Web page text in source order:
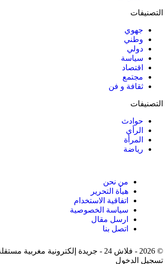
التصنيفات
جهوي
وطني
دولي
سياسة
اقتصاد
مجتمع
ثقافة و فن
التصنيفات
حوادث
الرأي
المرأة
رياضة
من نحن
هيأة التحرير
اتفاقية الاستخدام
سياسة الخصوصية
ارسل مقال
اتصل بنا
© 2026 - فلاش 24 - جريدة إلكترونية مغربية مستقلة. جميع الحقوق محفوظة.
تسجيل الدخول